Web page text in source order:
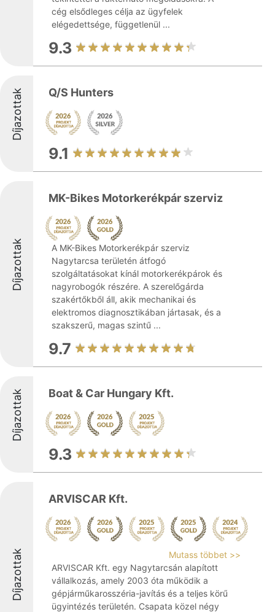
cég elsődleges célja az ügyfelek
elégedettsége, függetlenül ...
9.3
Díjazottak Q/S Hunters
9.1
Díjazottak
MK-Bikes Motorkerékpár szerviz
A MK-Bikes Motorkerékpár szerviz
Nagytarcsa területén átfogó
szolgáltatásokat kínál motorkerékpárok és
nagyrobogók részére. A szerelőgárda
szakértőkből áll, akik mechanikai és
elektromos diagnosztikában jártasak, és a
szakszerű, magas szintű ...
9.7
Díjazottak Boat & Car Hungary Kft.
9.3
Díjazottak
ARVISCAR Kft.
Mutass többet >>
ARVISCAR Kft. egy Nagytarcsán alapított
vállalkozás, amely 2003 óta működik a
gépjárműkarosszéria-javítás és a teljes körű
ügyintézés területén. Csapata közel négy